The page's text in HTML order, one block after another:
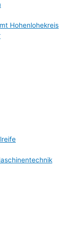
Hohenlohekreis